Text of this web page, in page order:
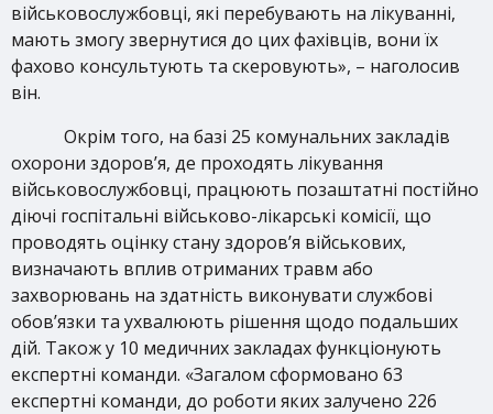
військовослужбовці, які перебувають на лікуванні,
мають змогу звернутися до цих фахівців, вони їх
фахово консультують та скеровують», – наголосив
він.
Окрім того, на базі 25 комунальних закладів
охорони здоров’я, де проходять лікування
військовослужбовці, працюють позаштатні постійно
діючі госпітальні військово-лікарські комісії, що
проводять оцінку стану здоров’я військових,
визначають вплив отриманих травм або
захворювань на здатність виконувати службові
обов’язки та ухвалюють рішення щодо подальших
дій. Також у 10 медичних закладах функціонують
експертні команди. «Загалом сформовано 63
експертні команди, до роботи яких залучено 226